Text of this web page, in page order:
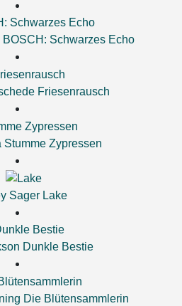
BOSCH: Schwarzes Echo
Friesenrausch
Stumme Zypressen
Sager Lake
Dunkle Bestie
Die Blütensammlerin